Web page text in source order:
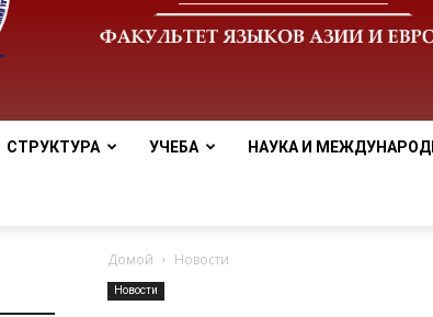
СТРУКТУРА УЧЕБА НАУКА И
Домой Новости
Новости